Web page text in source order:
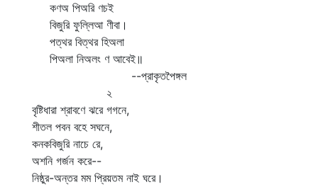
কণঅ পিঅরি ণচই
বিজুরি ফুল্লিআ ণীবা।
পত্থর বিত্থর হিঅলা
পিঅলা নিঅলং ণ আবেই॥
--প্রাকৃতপৈঙ্গল
২
বৃষ্টিধারা শ্রাবণে ঝরে গগনে,
শীতল পবন বহে সঘনে,
কনকবিজুরি নাচে রে,
অশনি গর্জন করে--
নিষ্ঠুর-অন্তর মম প্রিয়তম নাই ঘরে।